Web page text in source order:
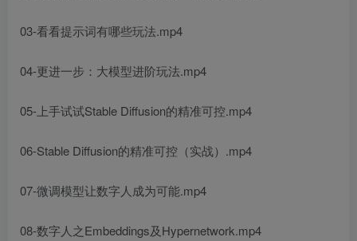
03-看看提示词有哪些玩法.mp4
04-更进一步：大模型进阶玩法.mp4
05-上手试试Stable Diffusion的精准可控.mp4
06-Stable Diffusion的精准可控（实战）.mp4
07-微调模型让数字人成为可能.mp4
08-数字人之Embeddings及Hypernetwork.mp4